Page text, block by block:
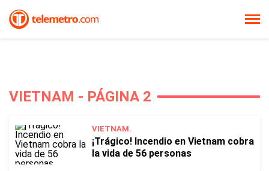
VIETNAM - PÁGINA 2
VIETNAM.
¡Trágico! Incendio en Vietnam cobra
la vida de 56 personas